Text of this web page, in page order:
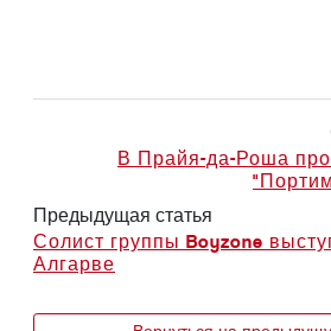
В Прайя-да-Роша
Предыдущая статья
Солист группы Boyzone
Алгарве